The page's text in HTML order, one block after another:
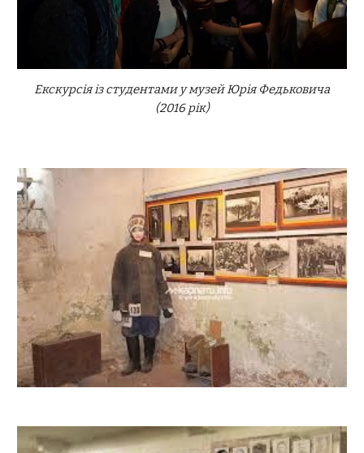
Екскурсія із студентами у музей Юрія Федьковича
(2016рік)